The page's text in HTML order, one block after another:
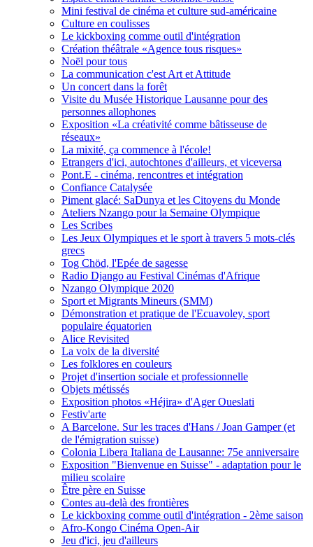
Mini festival de cinéma et culture sud-américaine
Culture en coulisses
Le kickboxing comme outil d'intégration
Création théâtrale «Agence tous risques»
Noël pour tous
La communication c'est Art et Attitude
Un concert dans la forêt
Visite du Musée Historique Lausanne pour des
personnes allophones
Exposition «La créativité comme bâtisseuse de
réseaux»
La mixité, ça commence à l'école!
Etrangers d'ici, autochtones d'ailleurs, et viceversa
Pont.E - cinéma, rencontres et intégration
Confiance Catalysée
Piment glacé: SaDunya et les Citoyens du Monde
Ateliers Nzango pour la Semaine Olympique
Les Scribes
Les Jeux Olympiques et le sport à travers 5 mots-clés
grecs
Tog Chöd, l'Epée de sagesse
Radio Django au Festival Cinémas d'Afrique
Nzango Olympique 2020
Sport et Migrants Mineurs (SMM)
Démonstration et pratique de l'Ecuavoley, sport
populaire équatorien
Alice Revisited
La voix de la diversité
Les folklores en couleurs
Projet d'insertion sociale et professionnelle
Objets métissés
Exposition photos «Héjira» d'Ager Oueslati
Festiv'arte
A Barcelone. Sur les traces d'Hans / Joan Gamper (et
de l'émigration suisse)
Colonia Libera Italiana de Lausanne: 75e anniversaire
Exposition "Bienvenue en Suisse" - adaptation pour le
milieu scolaire
Être père en Suisse
Contes au-delà des frontières
Le kickboxing comme outil d'intégration - 2ème saison
Afro-Kongo Cinéma Open-Air
Jeu d'ici, jeu d'ailleurs